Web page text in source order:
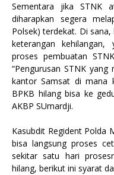
Sementara jika STNK
diharapkan segera
Polsek) terdekat. Di
keterangan
proses pembuatan
“Pengurusan STNK
kantor Samsat di mana
BPKB hilang bisa ke
AKBP SUmardji.
Kasubdit Regident Polda
bisa langsung proses
sekitar satu hari
hilang, berikut ini syarat